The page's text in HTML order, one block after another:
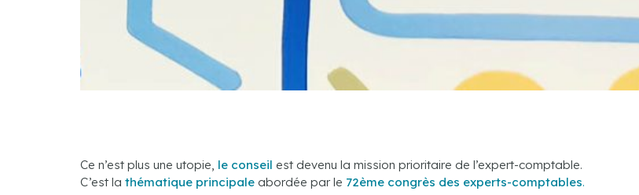
Ce n’est plus une utopie, le conseil est devenu la mission prioritaire de l’expert-comptable.
C’est la thématique principale abordée par le 72ème congrès des experts-comptables.